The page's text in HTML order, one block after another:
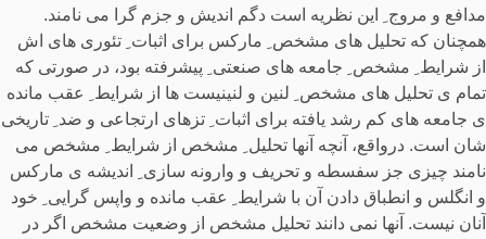
مدافع و مروج ِ این نظریه است دگم اندیش و جزم گرا می نامند.
همچنان که تحلیل های مشخص ِ مارکس برای اثبات ِ تئوری های اش
از شرایط ِ مشخص ِ جامعه های صنعتی ِ پیشرفته بود، در صورتی که
تمام ی تحلیل های مشخص ِ لنین و لنینیست ها از شرایط ِ عقب مانده
ی جامعه های کم رشد یافته برای اثبات ِ تزهای ارتجاعی و ضد ِ تاریخی
شان است. درواقع، آنچه آنها تحلیل ِ مشخص از شرایط ِ مشخص می
نامند چیزی جز سفسطه و تحریف و وارونه سازی ِ اندیشه ی مارکس
و انگلس و انطباق دادن آن با شرایط ِ عقب مانده و واپس گرایی ِ خود
آنان نیست. آنها نمی دانند تحلیل مشخص از وضعیت مشخص اگر در